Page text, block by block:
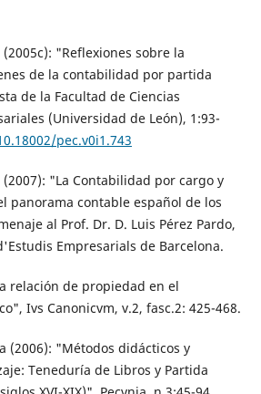
"Reflexiones sobre la
de la contabilidad por partida
de la Facultad de Ciencias
(Universidad de León), 1:93-
pec.v0i1.743
(2007): "La Contabilidad por cargo y
panorama contable español de los
al Prof. Dr. D. Luis Pérez Pardo,
Empresarials de Barcelona.
relación de propiedad en el
Ivs Canonicvm, v.2, fasc.2: 425-468.
(2006): "Métodos didácticos y
Teneduría de Libros y Partida